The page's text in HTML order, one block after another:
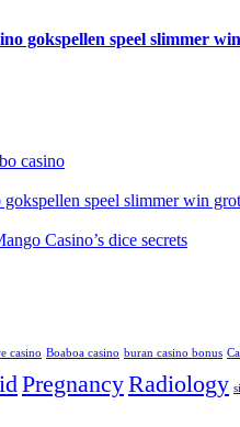
gokspellen speel slimmer
casino
speel slimmer win
Casino’s dice secrets
casino Boaboa casino buran casino bonus
PregnancyRadiology